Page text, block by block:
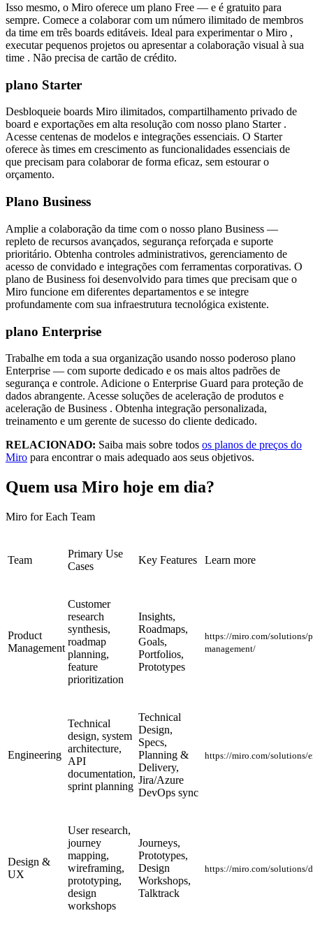
Isso mesmo, o Miro oferece um plano Free — e é gratuito para
sempre. Comece a colaborar com um número ilimitado de membros
da time em três boards editáveis. Ideal para experimentar o Miro ,
executar pequenos projetos ou apresentar a colaboração visual à sua
time . Não precisa de cartão de crédito.
plano Starter
Desbloqueie boards Miro ilimitados, compartilhamento privado de
board e exportações em alta resolução com nosso plano Starter .
Acesse centenas de modelos e integrações essenciais. O Starter
oferece às times em crescimento as funcionalidades essenciais de
que precisam para colaborar de forma eficaz, sem estourar o
orçamento.
Plano Business
Amplie a colaboração da time com o nosso plano Business —
repleto de recursos avançados, segurança reforçada e suporte
prioritário. Obtenha controles administrativos, gerenciamento de
acesso de convidado e integrações com ferramentas corporativas. O
plano de Business foi desenvolvido para times que precisam que o
Miro funcione em diferentes departamentos e se integre
profundamente com sua infraestrutura tecnológica existente.
plano Enterprise
Trabalhe em toda a sua organização usando nosso poderoso plano
Enterprise — com suporte dedicado e os mais altos padrões de
segurança e controle. Adicione o Enterprise Guard para proteção de
dados abrangente. Acesse soluções de aceleração de produtos e
aceleração de Business . Obtenha integração personalizada,
treinamento e um gerente de sucesso do cliente dedicado.
RELACIONADO: Saiba mais sobre todos os planos de preços do
Miro para encontrar o mais adequado aos seus objetivos.
Quem usa Miro hoje em dia?
Miro for Each Team
Team
Primary Use
Cases
Key Features Learn more
Product
Management
Customer
research
synthesis,
roadmap
planning,
feature
prioritization
Insights,
Roadmaps,
Goals,
Portfolios,
Prototypes
https://miro.com/solutions/
management/
Engineering
Technical
design, system
architecture,
API
documentation,
sprint planning
Technical
Design,
Specs,
Planning &
Delivery,
Jira/Azure
DevOps sync
https://miro.com/solutions/
Design &
UX
User research,
journey
mapping,
wireframing,
prototyping,
design
workshops
Journeys,
Prototypes,
Design
Workshops,
Talktrack
https://miro.com/solutions/